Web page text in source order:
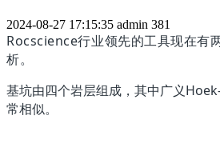
2024-08-27 17:15:35 admin 381
Rocscience行业领先的工具现在有
析。
基坑由四个岩层组成，其中广义
常相似。